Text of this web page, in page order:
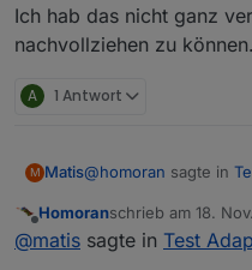
Ich hab das nicht ganz
nachvollziehen zu können.
A 1 Antwort
M Matis@homoran sagte in
Ich wollte den
Offline
Homoranschrieb am 18.
zuletzt editiert von
@matis sagte in Test